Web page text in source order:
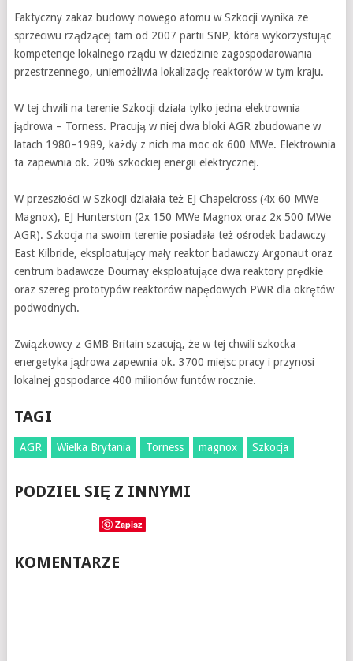
Faktyczny zakaz budowy nowego atomu w Szkocji wynika ze
sprzeciwu rządzącej tam od 2007 partii SNP, która wykorzystując
kompetencje lokalnego rządu w dziedzinie zagospodarowania
przestrzennego, uniemożliwia lokalizację reaktorów w tym kraju.
W tej chwili na terenie Szkocji działa tylko jedna elektrownia
jądrowa – Torness. Pracują w niej dwa bloki AGR zbudowane w
latach 1980–1989, każdy z nich ma moc ok 600 MWe. Elektrownia
ta zapewnia ok. 20% szkockiej energii elektrycznej.
W przeszłości w Szkocji działała też EJ Chapelcross (4x 60 MWe
Magnox), EJ Hunterston (2x 150 MWe Magnox oraz 2x 500 MWe
AGR). Szkocja na swoim terenie posiadała też ośrodek badawczy
East Kilbride, eksploatujący mały reaktor badawczy Argonaut oraz
centrum badawcze Dournay eksploatujące dwa reaktory prędkie
oraz szereg prototypów reaktorów napędowych PWR dla okrętów
podwodnych.
Związkowcy z GMB Britain szacują, że w tej chwili szkocka
energetyka jądrowa zapewnia ok. 3700 miejsc pracy i przynosi
lokalnej gospodarce 400 milionów funtów rocznie.
TAGI
AGR Wielka Brytania Torness magnox Szkocja
PODZIEL SIĘ Z INNYMI
Zapisz
KOMENTARZE